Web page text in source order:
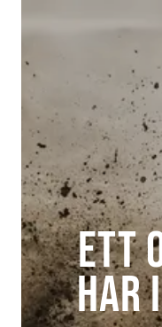
Ett
har